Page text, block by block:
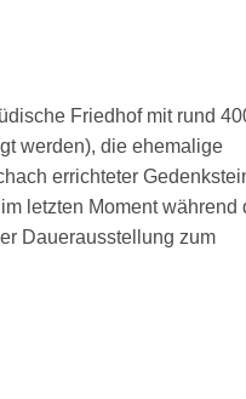
Friedhof mit rund
werden), die ehemalige
errichteter
letzten Moment während
Dauerausstellung zum